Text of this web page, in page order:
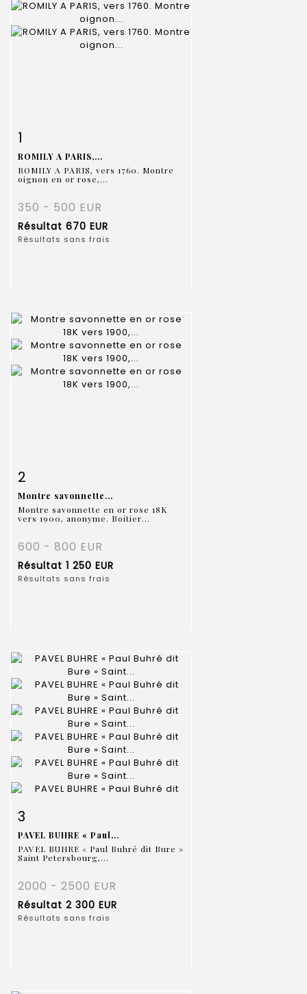
1
ROMILY A PARIS,...
ROMILY A PARIS, vers 1760. Montre
oignon en or rose,...
350 - 500 EUR
Résultat 670 EUR
Résultats sans frais
Fiche détaillée
2
Montre savonnette...
Montre savonnette en or rose 18K
vers 1900, anonyme. Boitier...
600 - 800 EUR
Résultat 1 250 EUR
Résultats sans frais
Fiche détaillée
3
PAVEL BUHRE « Paul...
PAVEL BUHRE « Paul Buhré dit Bure »
Saint Petersbourg,...
2000 - 2500 EUR
Résultat 2 300 EUR
Résultats sans frais